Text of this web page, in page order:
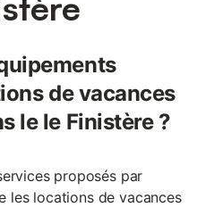
de vacances
le le Finistère ?
proposés par
les locations de vacances